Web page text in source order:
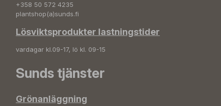
+358 50 572 4235
plantshop(a)sunds.fi
Lösviktsprodukter lastningstider
vardagar kl.09-17, lö kl. 09-15
Sunds tjänster
Grönanläggning